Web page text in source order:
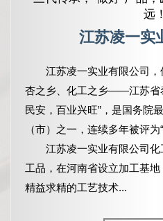
远！
江苏凌一实
江苏凌一实业有限公司，
杏之乡、化工之乡——江苏省
民安，百业兴旺”，是国务院
（市）之一，连续多年被评为
江苏凌一实业有限公司化
工品，在河南省设立加工基
精益求精的工艺技术...